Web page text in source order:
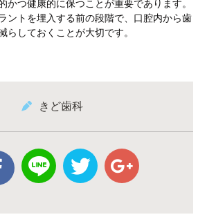
かつ健康的に保つことが重要であります。
ントを埋入する前の段階で、口腔内から歯
らしておくことが大切です。
きど歯科